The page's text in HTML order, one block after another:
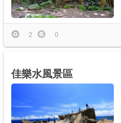
2 0
佳樂水風景區